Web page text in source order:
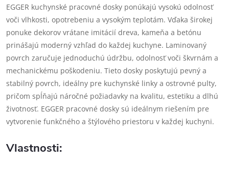
EGGER kuchynské pracovné dosky ponúkajú vysokú odolnosť
voči vlhkosti, opotrebeniu a vysokým teplotám. Vďaka širokej
ponuke dekorov vrátane imitácií dreva, kameňa a betónu
prinášajú moderný vzhľad do každej kuchyne. Laminovaný
povrch zaručuje jednoduchú údržbu, odolnosť voči škvrnám a
mechanickému poškodeniu. Tieto dosky poskytujú pevný a
stabilný povrch, ideálny pre kuchynské linky a ostrovné pulty,
pričom spĺňajú náročné požiadavky na kvalitu, estetiku a dlhú
životnosť. EGGER pracovné dosky sú ideálnym riešením pre
vytvorenie funkčného a štýlového priestoru v každej kuchyni.
Vlastnosti: